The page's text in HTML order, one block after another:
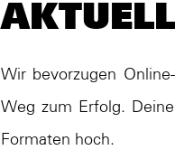
Wir bevorzugen
Weg zum Erfolg.
Formaten hoch.